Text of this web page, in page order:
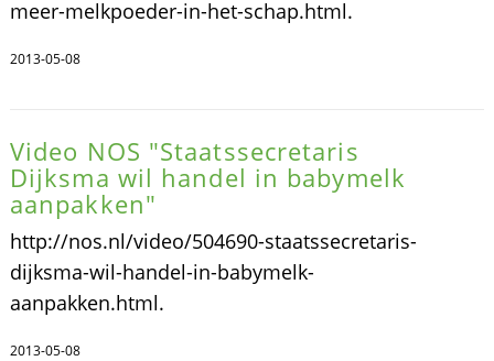
meer-melkpoeder-in-het-schap.html.
2013-05-08
Video NOS "Staatssecretaris
Dijksma wil handel in babymelk
aanpakken"
http://nos.nl/video/504690-staatssecretaris-
dijksma-wil-handel-in-babymelk-
aanpakken.html.
2013-05-08